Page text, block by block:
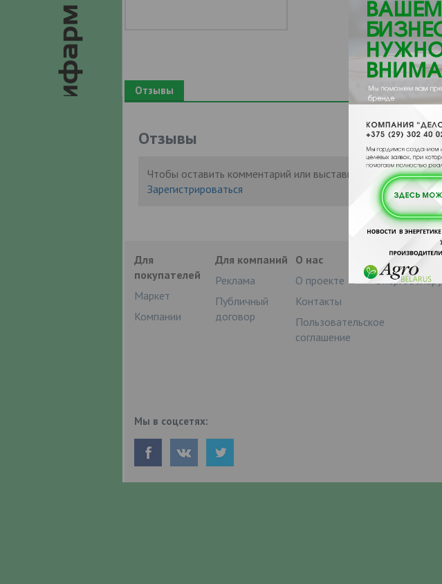
Отзывы
Отзывы
Чтобы оставить комментарий или выставить рейтинг, нужно
Зарегистрироваться
Для
покупателей
Маркет
Компании
Для компаний
Реклама
Публичный
договор
О нас
О проекте
Контакты
Пользовательское
соглашение
Партнеры
Мы в соцсетях: